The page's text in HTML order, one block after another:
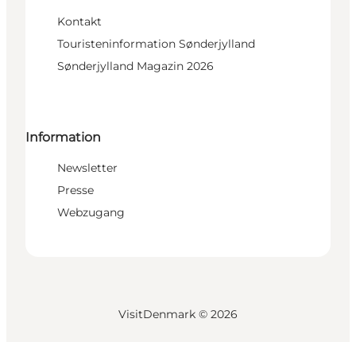
Kontakt
Touristeninformation Sønderjylland
Sønderjylland Magazin 2026
Information
Newsletter
Presse
Webzugang
VisitDenmark © 2026